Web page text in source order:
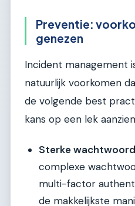
Preventie:
genezen
Incident management
natuurlijk voorkomen
de volgende best
kans op een lek
Sterke
complexe
multi-factor
de makkelijkste